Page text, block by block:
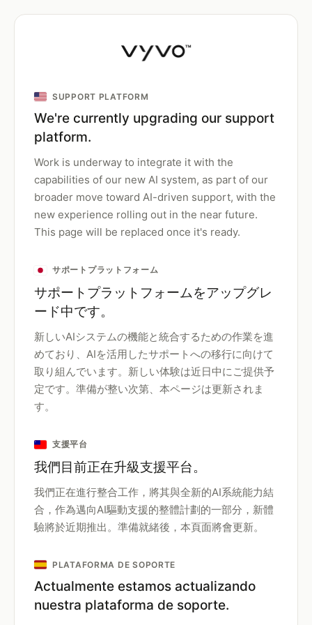
SUPPORT PLATFORM
We're currently upgrading our support
platform.
Work is underway to integrate it with the
capabilities of our new AI system, as part of our
broader move toward AI-driven support, with the
new experience rolling out in the near future.
This page will be replaced once it's ready.
サポートプラットフォーム
サポートプラットフォームをアップグレ
ード中です。
新しいAIシステムの機能と統合するための作業を進
めており、AIを活用したサポートへの移行に向けて
取り組んでいます。新しい体験は近日中にご提供予
定です。準備が整い次第、本ページは更新されま
す。
支援平台
我們目前正在升級支援平台。
我們正在進行整合工作，將其與全新的AI系統能力結
合，作為邁向AI驅動支援的整體計劃的一部分，新體
驗將於近期推出。準備就緒後，本頁面將會更新。
PLATAFORMA DE SOPORTE
Actualmente estamos actualizando
nuestra plataforma de soporte.